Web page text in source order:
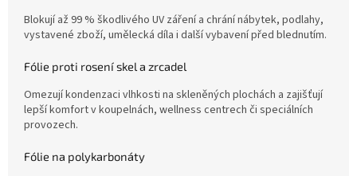
Blokují až 99 % škodlivého UV záření a chrání nábytek, podlahy,
vystavené zboží, umělecká díla i další vybavení před blednutím.
Fólie proti rosení skel a zrcadel
Omezují kondenzaci vlhkosti na skleněných plochách a zajišťují
lepší komfort v koupelnách, wellness centrech či speciálních
provozech.
Fólie na polykarbonáty